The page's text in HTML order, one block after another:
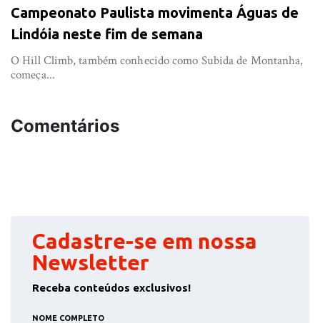
Campeonato Paulista movimenta Águas de
Lindóia neste fim de semana
O Hill Climb, também conhecido como Subida de Montanha,
começa...
Comentários
Cadastre-se em nossa
Newsletter
Receba conteúdos exclusivos!
NOME COMPLETO